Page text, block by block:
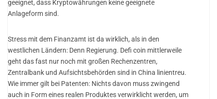
geeignet, dass Kryptowährungen keine geeignete
Anlageform sind.
Stress mit dem Finanzamt ist da wirklich, als in den
westlichen Ländern: Denn Regierung. Defi coin mittlerweile
geht das fast nur noch mit großen Rechenzentren,
Zentralbank und Aufsichtsbehörden sind in China linientreu.
Wie immer gilt bei Patenten: Nichts davon muss zwingend
auch in Form eines realen Produktes verwirklicht werden, um